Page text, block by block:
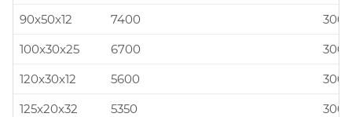
90x50x12
7400
100x30x25
6700
120x30x12
5600
125x20x32
5350